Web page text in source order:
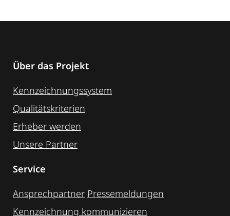
Über das Projekt
Kennzeichnungssystem
Qualitätskriterien
Erheber werden
Unsere Partner
Service
Ansprechpartner Pressemeldungen
Kennzeichnung ­kommunizieren